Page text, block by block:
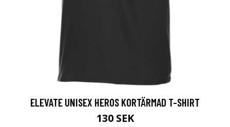
ELEVATE UNISEX HEROS KORTÄRMAD T-SHIRT
130 SEK